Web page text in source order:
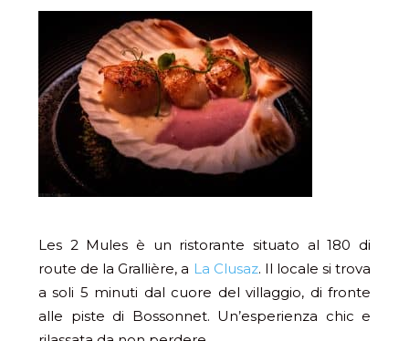
Les 2 Mules è un ristorante situato al 180 di
route de la Grallière, a La Clusaz. Il locale si trova
a soli 5 minuti dal cuore del villaggio, di fronte
alle piste di Bossonnet. Un’esperienza chic e